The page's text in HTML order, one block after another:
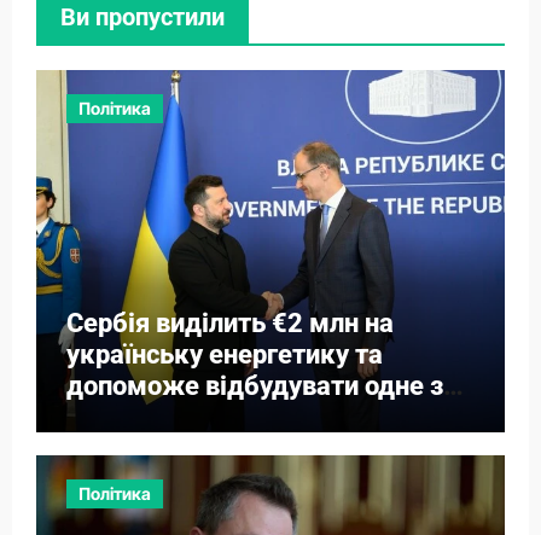
Ви пропустили
Політика
Сербія виділить €2 млн на
українську енергетику та
допоможе відбудувати одне з
міст
Політика